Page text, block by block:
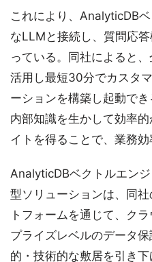
これにより、AnalyticDB
なLLMと接続し、質問応
っている。同社によると
活用し最短30分でカスタ
ーションを構築し起動で
内部知識を生かして効率
イトを得ることで、業務効
AnalyticDBベクトルエン
型ソリューションは、同
トフォームを通じて、ク
プライズレベルのデータ
的・技術的な敷居を引き下